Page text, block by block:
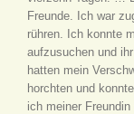
Freunde. Ich war
rühren. Ich konnte
aufzusuchen und
hatten mein
horchten und
ich meiner